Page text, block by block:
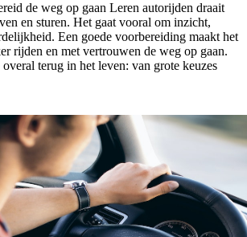
de weg op gaan Leren autorijden draait
en sturen. Het gaat vooral om inzicht,
Een goede voorbereiding maakt het
rijden en met vertrouwen de weg op gaan.
terug in het leven: van grote keuzes